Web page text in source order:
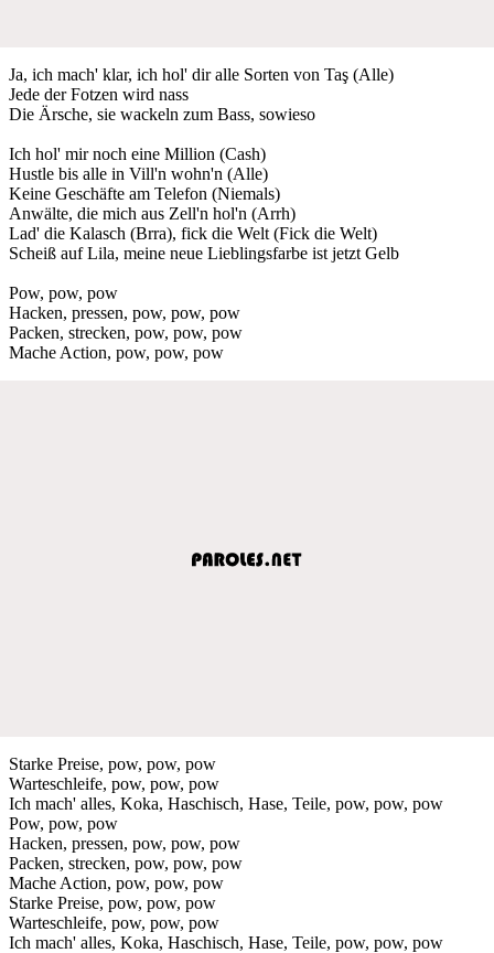
Ja, ich mach' klar, ich hol' dir alle Sorten von Taş (Alle)
Jede der Fotzen wird nass
Die Ärsche, sie wackeln zum Bass, sowieso
Ich hol' mir noch eine Million (Cash)
Hustle bis alle in Vill'n wohn'n (Alle)
Keine Geschäfte am Telefon (Niemals)
Anwälte, die mich aus Zell'n hol'n (Arrh)
Lad' die Kalasch (Brra), fick die Welt (Fick die Welt)
Scheiß auf Lila, meine neue Lieblingsfarbe ist jetzt Gelb
Pow, pow, pow
Hacken, pressen, pow, pow, pow
Packen, strecken, pow, pow, pow
Mache Action, pow, pow, pow
Starke Preise, pow, pow, pow
Warteschleife, pow, pow, pow
Ich mach' alles, Koka, Haschisch, Hase, Teile, pow, pow, pow
Pow, pow, pow
Hacken, pressen, pow, pow, pow
Packen, strecken, pow, pow, pow
Mache Action, pow, pow, pow
Starke Preise, pow, pow, pow
Warteschleife, pow, pow, pow
Ich mach' alles, Koka, Haschisch, Hase, Teile, pow, pow, pow